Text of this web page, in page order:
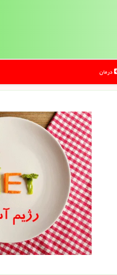
درمان